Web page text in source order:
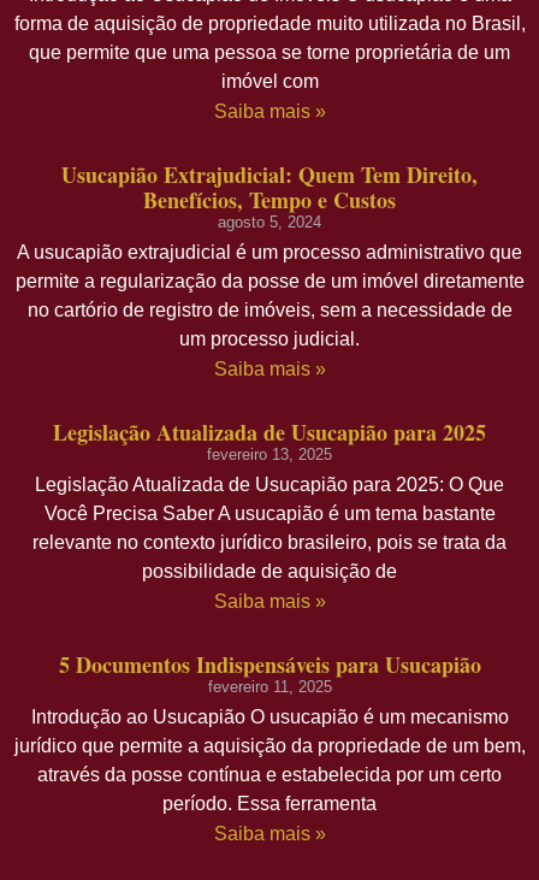
forma de aquisição de propriedade muito utilizada no Brasil,
que permite que uma pessoa se torne proprietária de um
imóvel com
Saiba mais »
Usucapião Extrajudicial: Quem Tem Direito,
Benefícios, Tempo e Custos
agosto 5, 2024
A usucapião extrajudicial é um processo administrativo que
permite a regularização da posse de um imóvel diretamente
no cartório de registro de imóveis, sem a necessidade de
um processo judicial.
Saiba mais »
Legislação Atualizada de Usucapião para 2025
fevereiro 13, 2025
Legislação Atualizada de Usucapião para 2025: O Que
Você Precisa Saber A usucapião é um tema bastante
relevante no contexto jurídico brasileiro, pois se trata da
possibilidade de aquisição de
Saiba mais »
5 Documentos Indispensáveis para Usucapião
fevereiro 11, 2025
Introdução ao Usucapião O usucapião é um mecanismo
jurídico que permite a aquisição da propriedade de um bem,
através da posse contínua e estabelecida por um certo
período. Essa ferramenta
Saiba mais »